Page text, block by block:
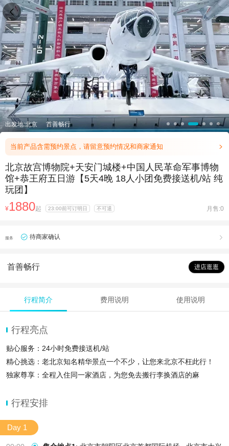
出发地:北京 首善畅行
当前产品含需预约景点，请留意预约情况和商家通知 
北京故宫博物院+天安门城楼+中国人民革命军事博物
馆+恭王府五日游【5天4晚 18人小团免费接送机/站 纯
玩团】
¥1880起 23:00前可订明日 不可退 月售:0
服务 待商家确认 
首善畅行 进店逛逛
行程简介 费用说明 使用说明
行程亮点
贴心服务：24小时免费接送机/站
精心挑选：老北京知名精华景点一个不少，让您来北京不枉此行！
独家尊享：全程入住同一家酒店，为您免去搬行李换酒店的麻
行程安排
Day 1
